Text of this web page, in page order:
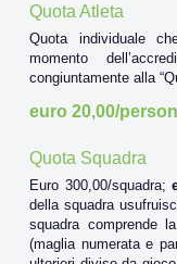
Quota Atleta
Quota individuale
momento
congiuntamente alla
euro 20,00/
Quota Squadra
Euro 300,00/squadra;
della squadra
squadra comprende
(maglia numerata e